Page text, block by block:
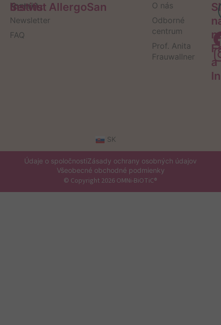
Servis
Kontakt
Newsletter
FAQ
Institut AllergoSan
O nás
Odborné
centrum
Prof. Anita
Frauwallner
a
SK
Údaje o spoločnostiZásady ochrany osobných údajov
Všeobecné obchodné podmienky
© Copyright 2026 OMNi-BiOTiC®